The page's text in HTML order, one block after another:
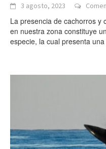
3 agosto, 2023
La presencia de cachorros y
en nuestra zona constituye
especie, la cual presenta